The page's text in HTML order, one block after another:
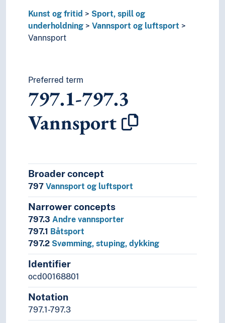
Kunst og fritid
Sport, spill og
underholdning
Vannsport og luftsport
Vannsport
Preferred term
797.1-797.3
Vannsport
Broader concept
797 Vannsport og luftsport
Narrower concepts
797.3 Andre vannsporter
797.1 Båtsport
797.2 Svømming, stuping, dykking
Identifier
ocd00168801
Notation
797.1-797.3